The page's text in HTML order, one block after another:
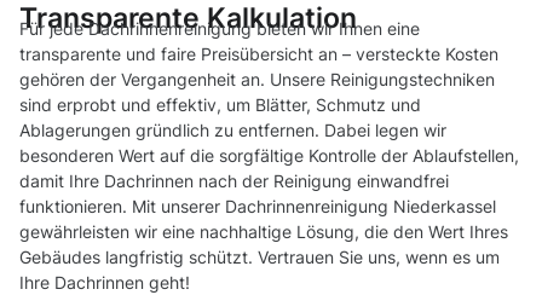
Transparente Kalkulation
Für jede Dachrinnenreinigung bieten wir Ihnen eine
transparente und faire Preisübersicht an – versteckte Kosten
gehören der Vergangenheit an. Unsere Reinigungstechniken
sind erprobt und effektiv, um Blätter, Schmutz und
Ablagerungen gründlich zu entfernen. Dabei legen wir
besonderen Wert auf die sorgfältige Kontrolle der Ablaufstellen,
damit Ihre Dachrinnen nach der Reinigung einwandfrei
funktionieren. Mit unserer Dachrinnenreinigung Niederkassel
gewährleisten wir eine nachhaltige Lösung, die den Wert Ihres
Gebäudes langfristig schützt. Vertrauen Sie uns, wenn es um
Ihre Dachrinnen geht!